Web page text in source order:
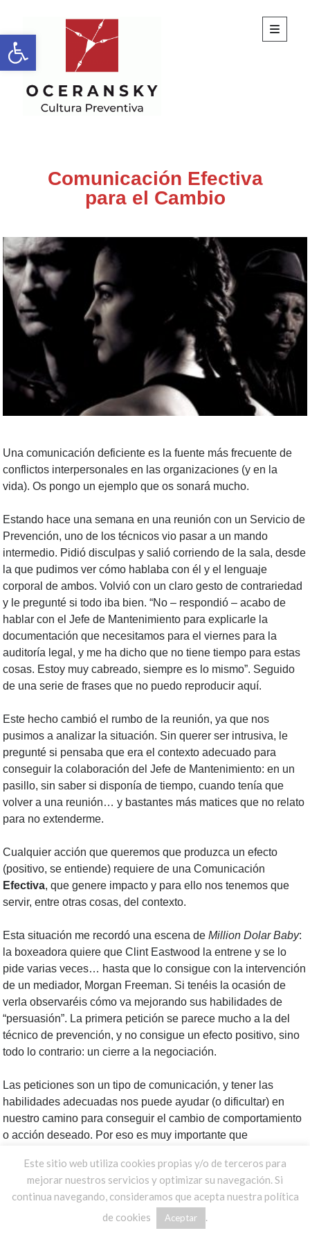
Abrir barra de herramientas
Oceransky
Cultura
abrir
menú
Comunicación Efectiva
para el Cambio
Una comunicación deficiente es la fuente más frecuente de
conflictos interpersonales en las organizaciones (y en la
vida). Os pongo un ejemplo que os sonará mucho.
Estando hace una semana en una reunión con un Servicio de
Prevención, uno de los técnicos vio pasar a un mando
intermedio. Pidió disculpas y salió corriendo de la sala, desde
la que pudimos ver cómo hablaba con él y el lenguaje
corporal de ambos. Volvió con un claro gesto de contrariedad
y le pregunté si todo iba bien. “No – respondió – acabo de
hablar con el Jefe de Mantenimiento para explicarle la
documentación que necesitamos para el viernes para la
auditoría legal, y me ha dicho que no tiene tiempo para estas
cosas. Estoy muy cabreado, siempre es lo mismo”. Seguido
de una serie de frases que no puedo reproducir aquí.
Este hecho cambió el rumbo de la reunión, ya que nos
pusimos a analizar la situación. Sin querer ser intrusiva, le
pregunté si pensaba que era el contexto adecuado para
conseguir la colaboración del Jefe de Mantenimiento: en un
pasillo, sin saber si disponía de tiempo, cuando tenía que
volver a una reunión… y bastantes más matices que no relato
para no extenderme.
Cualquier acción que queremos que produzca un efecto
(positivo, se entiende) requiere de una Comunicación
Efectiva, que genere impacto y para ello nos tenemos que
servir, entre otras cosas, del contexto.
Esta situación me recordó una escena deMillion Dolar Baby:
la boxeadora quiere que Clint Eastwood la entrene y se lo
pide varias veces… hasta que lo consigue con la intervención
de un mediador, Morgan Freeman. Si tenéis la ocasión de
verla observaréis cómo va mejorando sus habilidades de
“persuasión”. La primera petición se parece mucho a la del
técnico de prevención, y no consigue un efecto positivo, sino
todo lo contrario: un cierre a la negociación.
Las peticiones son un tipo de comunicación, y tener las
habilidades adecuadas nos puede ayudar (o dificultar) en
nuestro camino para conseguir el cambio de comportamiento
o acción deseado. Por eso es muy importante que
nuestras peticiones, como parte de nuestra Comunicación
Efectiva. Sólo así conseguiremos ser agentes de cambio en
las empresas
Este sitio web utiliza cookies propias y/o de terceros para
mejorar nuestros servicios y optimizar su navegación. Si
continua navegando, consideramos que acepta nuestra política
de cookies
Aceptar .